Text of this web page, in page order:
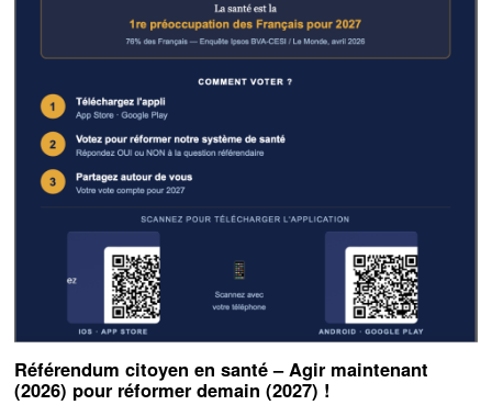
Référendum citoyen en santé – Agir maintenant
(2026) pour réformer demain (2027) !